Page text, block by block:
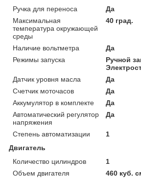
Ручка для переноса
Да
Максимальная
температура окружающей
среды
40 град.
Наличие вольтметра
Да
Режимы запуска
Ручной
Датчик уровня масла
Да
Счетчик моточасов
Да
Аккумулятор в комплекте
Да
Автоматический регулятор
напряжения
Да
Степень автоматизации
1
Двигатель
Количество цилиндров
1
Объем двигателя
460 куб.